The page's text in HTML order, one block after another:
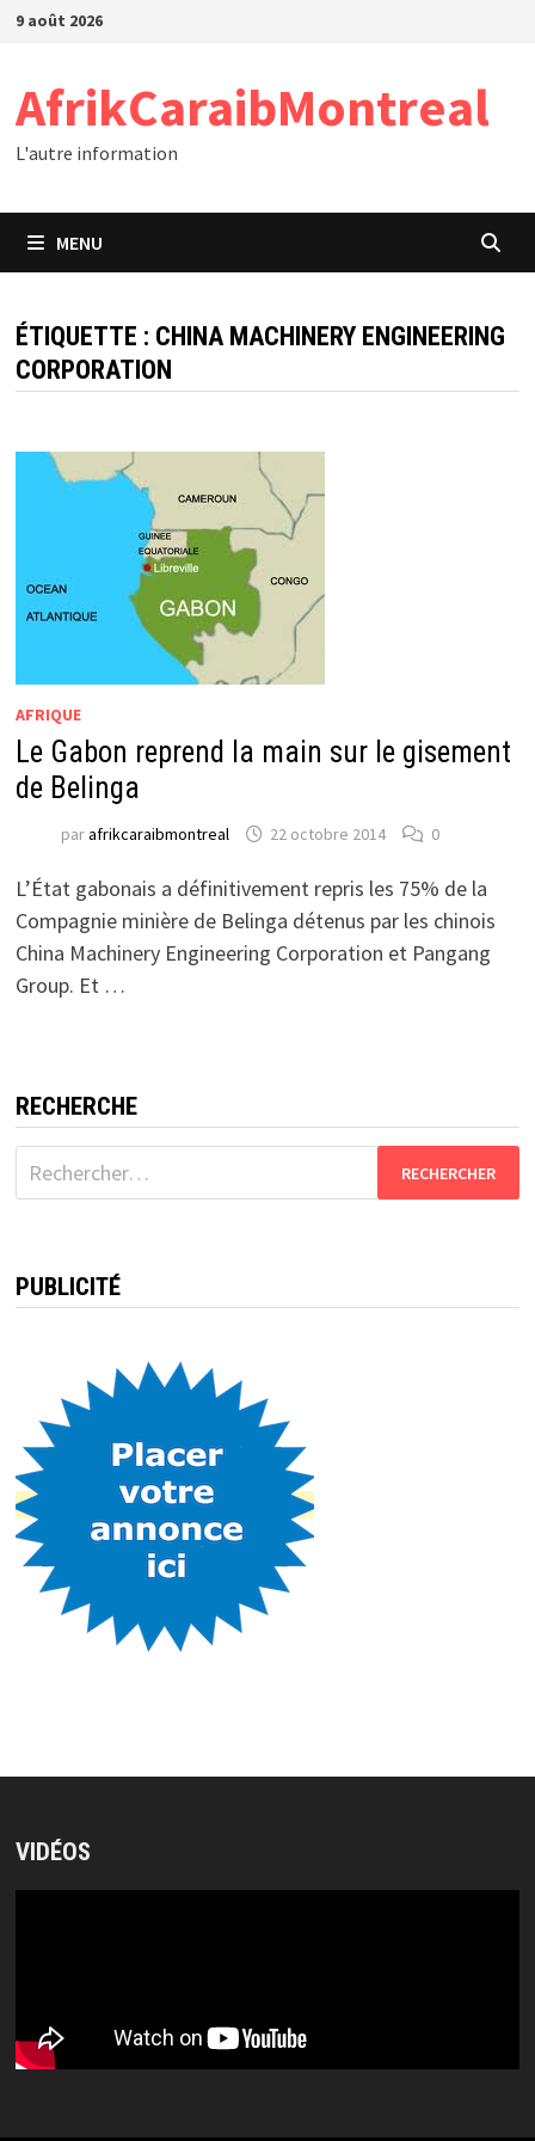
Passer
9 août 2026
AfrikCaraibMontreal
L'autre information
MENU
ÉTIQUETTE : CHINA MACHINERY ENGINEERING
CORPORATION
AFRIQUE
Le Gabon reprend la main sur le gisement
de Belinga
parafrikcaraibmontreal 22 octobre 2014 0
L’État gabonais a définitivement repris les 75% de la
Compagnie minière de Belinga détenus par les chinois
China Machinery Engineering Corporation et Pangang
Group. Et …
RECHERCHE
Rechercher :
PUBLICITÉ
VIDÉOS